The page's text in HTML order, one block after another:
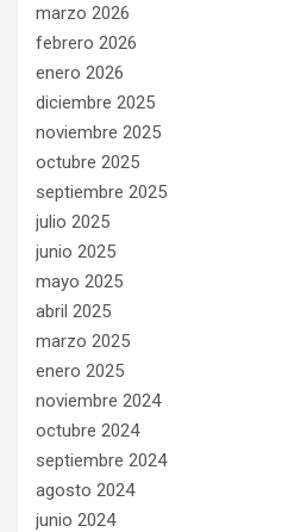
marzo 2026
febrero 2026
enero 2026
diciembre 2025
noviembre 2025
octubre 2025
septiembre 2025
julio 2025
junio 2025
mayo 2025
abril 2025
marzo 2025
enero 2025
noviembre 2024
octubre 2024
septiembre 2024
agosto 2024
junio 2024